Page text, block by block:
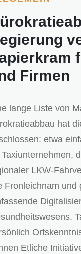
Firmen
lange Liste von
hat
etwa
Taxiunternehmen,
LKW-
Fronleichnam und
Etliche